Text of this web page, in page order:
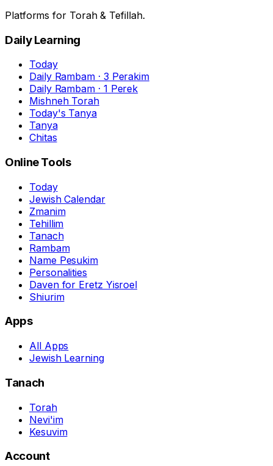
Platforms for Torah & Tefillah.
Daily Learning
Today
Daily Rambam · 3 Perakim
Daily Rambam · 1 Perek
Mishneh Torah
Today's Tanya
Tanya
Chitas
Online Tools
Today
Jewish Calendar
Zmanim
Tehillim
Tanach
Rambam
Name Pesukim
Personalities
Daven for Eretz Yisroel
Shiurim
Apps
All Apps
Jewish Learning
Tanach
Torah
Nevi'im
Kesuvim
Account